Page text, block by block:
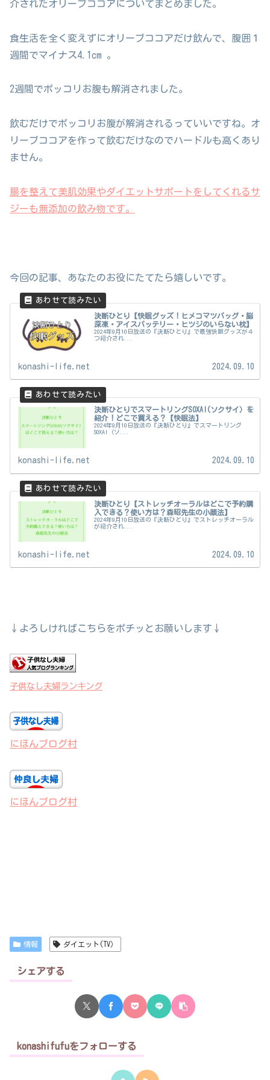
介されたオリーブココアについてまとめました。
食生活を全く変えずにオリーブココアだけ飲んで、腹囲１
週間でマイナス4.1cm 。
2週間でポッコリお腹も解消されました。
飲むだけでポッコリお腹が解消されるっていいですね。オ
リーブココアを作って飲むだけなのでハードルも高くあり
ません。
腸を整えて美肌効果やダイエットサポートをしてくれるサ
ジーも無添加の飲み物です。
今回の記事、あなたのお役にたてたら嬉しいです。
決断ひとり【快眠グッズ！ヒメコマツバッグ・脳
深凍・アイスバッテリー・ヒツジのいらない枕】
2024年9月10日放送の『決断ひとり』で最強快眠グッズが４
つ紹介され...
konashi-life.net 2024.09.10
決断ひとりでスマートリングSOXAI(ソクサイ）を
紹介！どこで買える？【快眠法】
2024年9月10日放送の『決断ひとり』でスマートリング
SOXAI（ソ...
konashi-life.net 2024.09.10
決断ひとり【ストレッチオーラルはどこで予約購
入できる？使い方は？森昭先生の小顔法】
2024年9月10日放送の『決断ひとり』でストレッチオーラル
が紹介され...
konashi-life.net 2024.09.10
↓よろしければこちらをポチッとお願いします↓
子供なし夫婦ランキング
にほんブログ村
にほんブログ村
情報 ダイエット(TV）
シェアする
konashifufuをフォローする